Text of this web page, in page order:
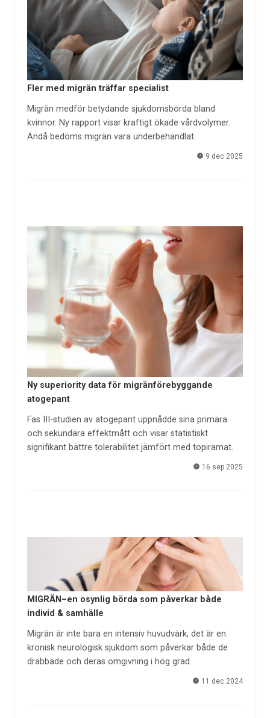
Fler med migrän träffar specialist
Migrän medför betydande sjukdomsbörda bland
kvinnor. Ny rapport visar kraftigt ökade vårdvolymer.
Ändå bedöms migrän vara underbehandlat.
9 dec 2025
Ny superiority data för migränförebyggande
atogepant
Fas III-studien av atogepant uppnådde sina primära
och sekundära effektmått och visar statistiskt
signifikant bättre tolerabilitet jämfört med topiramat.
16 sep 2025
MIGRÄN–en osynlig börda som påverkar både
individ & samhälle
Migrän är inte bara en intensiv huvudvärk, det är en
kronisk neurologisk sjukdom som påverkar både de
drabbade och deras omgivning i hög grad.
11 dec 2024